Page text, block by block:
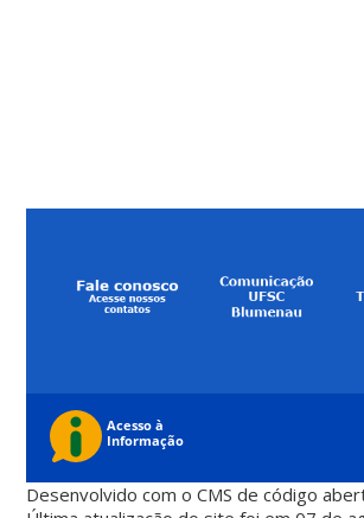
Desenvolvido com o CMS de código